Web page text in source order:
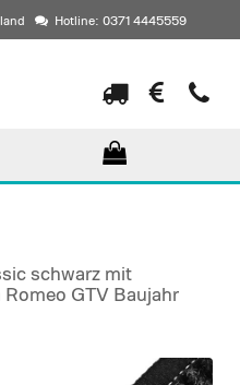
Hotline: 0371 4445559
schwarz mit
GTV Baujahr